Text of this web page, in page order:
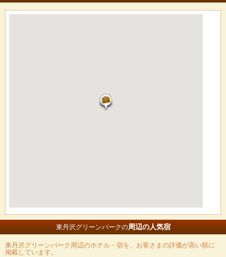
東丹沢グリーンパークの周辺の人気宿
東丹沢グリーンパーク 周辺のホテル・宿を、お客さまの評価が高い順に
掲載しています。